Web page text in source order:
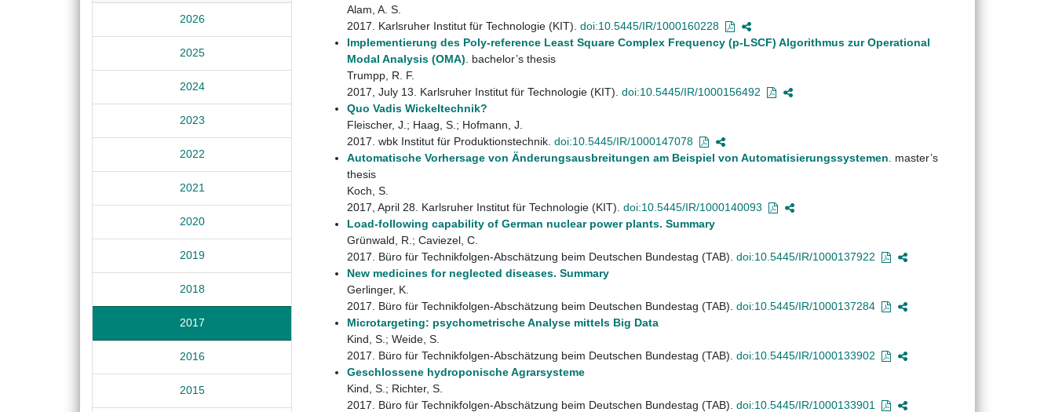
2026
2025
2024
2023
2022
2021
2020
2019
2018
2017
2016
2015
Alam, A. S.
2017. Karlsruher Institut für Technologie (KIT). doi:10.5445/IR/1000160228
Implementierung des Poly-reference Least Square Complex Frequency (p-LSCF) Algorithmus zur Operational
Modal Analysis (OMA) . bachelor’s thesis
Trumpp, R. F.
2017, July 13. Karlsruher Institut für Technologie (KIT). doi:10.5445/IR/1000156492
Quo Vadis Wickeltechnik?
Fleischer, J.; Haag, S.; Hofmann, J.
2017. wbk Institut für Produktionstechnik. doi:10.5445/IR/1000147078
Automatische Vorhersage von Änderungsausbreitungen am Beispiel von Automatisierungssystemen . master’s
thesis
Koch, S.
2017, April 28. Karlsruher Institut für Technologie (KIT). doi:10.5445/IR/1000140093
Load-following capability of German nuclear power plants. Summary
Grünwald, R.; Caviezel, C.
2017. Büro für Technikfolgen-Abschätzung beim Deutschen Bundestag (TAB). doi:10.5445/IR/1000137922
New medicines for neglected diseases. Summary
Gerlinger, K.
2017. Büro für Technikfolgen-Abschätzung beim Deutschen Bundestag (TAB). doi:10.5445/IR/1000137284
Microtargeting: psychometrische Analyse mittels Big Data
Kind, S.; Weide, S.
2017. Büro für Technikfolgen-Abschätzung beim Deutschen Bundestag (TAB). doi:10.5445/IR/1000133902
Geschlossene hydroponische Agrarsysteme
Kind, S.; Richter, S.
2017. Büro für Technikfolgen-Abschätzung beim Deutschen Bundestag (TAB). doi:10.5445/IR/1000133901